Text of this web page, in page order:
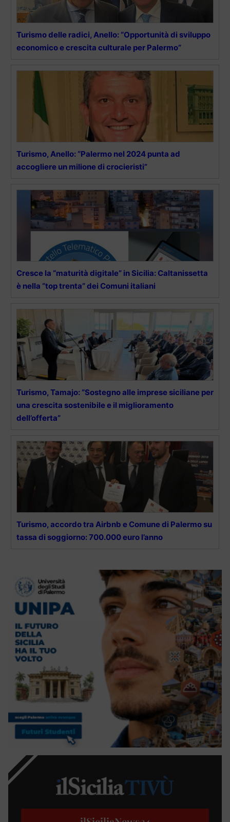
Turismo delle radici, Anello: “Opportunità di sviluppo
economico e crescita culturale per Palermo”
Turismo, Anello: “Palermo nel 2024 punta ad
accogliere un milione di crocieristi”
Cresce la “maturità digitale” in Sicilia: Caltanissetta
è nella “top trenta” dei Comuni italiani
Turismo, Tamajo: “Sostegno alle imprese siciliane per
una crescita sostenibile e il miglioramento
dell’offerta”
Turismo, accordo tra Airbnb e Comune di Palermo su
tassa di soggiorno: 700.000 euro l’anno